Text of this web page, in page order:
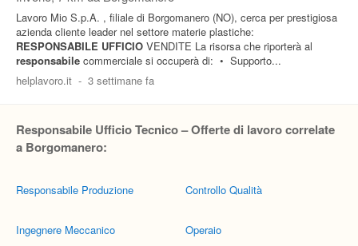
Lavoro Mio S.p.A. , filiale di Borgomanero (NO), cerca per prestigiosa
azienda cliente leader nel settore materie plastiche:
RESPONSABILE UFFICIO VENDITE La risorsa che riporterà al
responsabile commerciale si occuperà di: • Supporto...
helplavoro.it - 3 settimane fa
Responsabile Ufficio Tecnico – Offerte di lavoro correlate
a Borgomanero:
Responsabile Produzione
Ingegnere Meccanico
Controllo Qualità
Operaio